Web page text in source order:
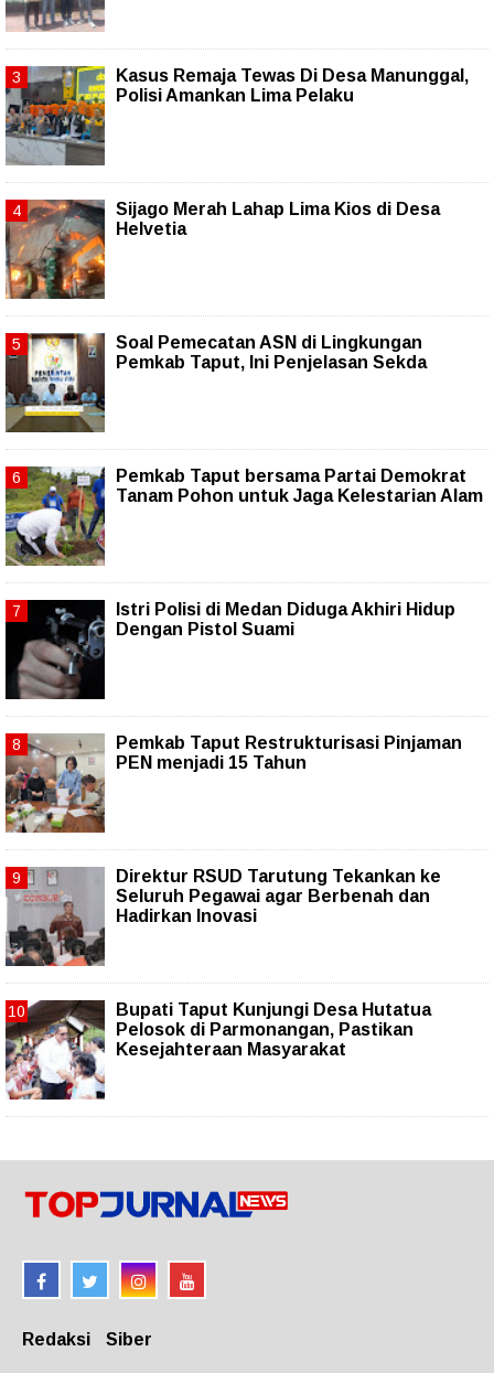
Kasus Remaja Tewas Di Desa Manunggal,
Polisi Amankan Lima Pelaku
Sijago Merah Lahap Lima Kios di Desa
Helvetia
Soal Pemecatan ASN di Lingkungan
Pemkab Taput, Ini Penjelasan Sekda
Pemkab Taput bersama Partai Demokrat
Tanam Pohon untuk Jaga Kelestarian Alam
Istri Polisi di Medan Diduga Akhiri Hidup
Dengan Pistol Suami
Pemkab Taput Restrukturisasi Pinjaman
PEN menjadi 15 Tahun‎
Direktur RSUD Tarutung Tekankan ke
Seluruh Pegawai agar Berbenah dan
Hadirkan Inovasi
Bupati Taput Kunjungi Desa Hutatua
Pelosok di Parmonangan, Pastikan
Kesejahteraan Masyarakat
Redaksi Siber